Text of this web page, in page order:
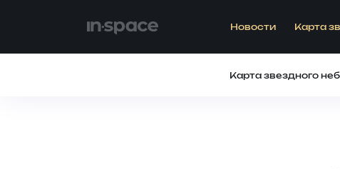
Новости Карта
Карта звездного